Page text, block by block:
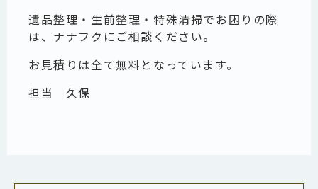
遺品整理・生前整理・特殊清掃でお困りの際
は、ナナフクにご相談ください。
お見積りは全て無料となっています。
担当 久保